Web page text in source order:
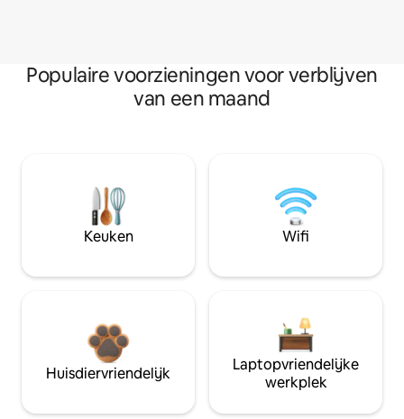
Populaire voorzieningen voor verblijven
van een maand
Keuken Wifi
Huisdiervriendelijk
Laptopvriendelijke
werkplek